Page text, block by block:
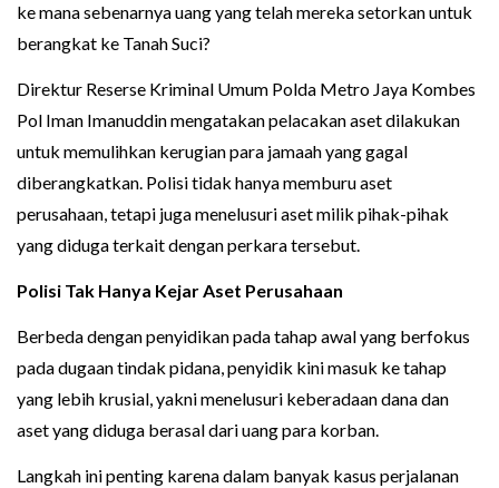
ke mana sebenarnya uang yang telah mereka setorkan untuk
berangkat ke Tanah Suci?
Direktur Reserse Kriminal Umum Polda Metro Jaya Kombes
Pol Iman Imanuddin mengatakan pelacakan aset dilakukan
untuk memulihkan kerugian para jamaah yang gagal
diberangkatkan. Polisi tidak hanya memburu aset
perusahaan, tetapi juga menelusuri aset milik pihak-pihak
yang diduga terkait dengan perkara tersebut.
Polisi Tak Hanya Kejar Aset Perusahaan
Berbeda dengan penyidikan pada tahap awal yang berfokus
pada dugaan tindak pidana, penyidik kini masuk ke tahap
yang lebih krusial, yakni menelusuri keberadaan dana dan
aset yang diduga berasal dari uang para korban.
Langkah ini penting karena dalam banyak kasus perjalanan